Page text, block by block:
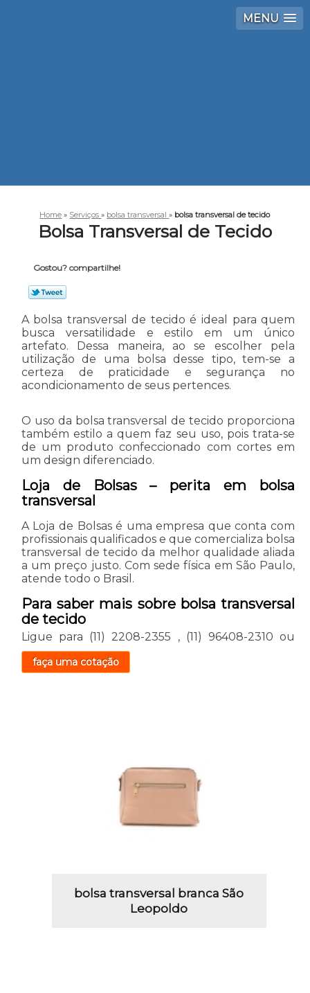
MENU
Home » Serviços» bolsa transversal» bolsa transversal de tecido
Bolsa Transversal de Tecido
Gostou? compartilhe!
A bolsa transversal de tecido é ideal para quem
busca versatilidade e estilo em um único
artefato. Dessa maneira, ao se escolher pela
utilização de uma bolsa desse tipo, tem-se a
certeza de praticidade e segurança no
acondicionamento de seus pertences.
O uso da bolsa transversal de tecido proporciona
também estilo a quem faz seu uso, pois trata-se
de um produto confeccionado com cortes em
um design diferenciado.
Loja de Bolsas – perita em bolsa
transversal
A Loja de Bolsas é uma empresa que conta com
profissionais qualificados e que comercializa bolsa
transversal de tecido da melhor qualidade aliada
a um preço justo. Com sede física em São Paulo,
atende todo o Brasil.
Para saber mais sobre bolsa transversal
de tecido
Ligue para (11) 2208-2355 , (11) 96408-2310 ou
faça uma cotação
bolsa transversal branca São
Leopoldo